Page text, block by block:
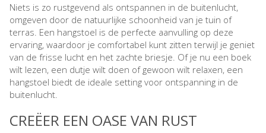
Niets is zo rustgevend als ontspannen in de buitenlucht,
omgeven door de natuurlijke schoonheid van je tuin of
terras. Een hangstoel is de perfecte aanvulling op deze
ervaring, waardoor je comfortabel kunt zitten terwijl je geniet
van de frisse lucht en het zachte briesje. Of je nu een boek
wilt lezen, een dutje wilt doen of gewoon wilt relaxen, een
hangstoel biedt de ideale setting voor ontspanning in de
buitenlucht.
CREËER EEN OASE VAN RUST